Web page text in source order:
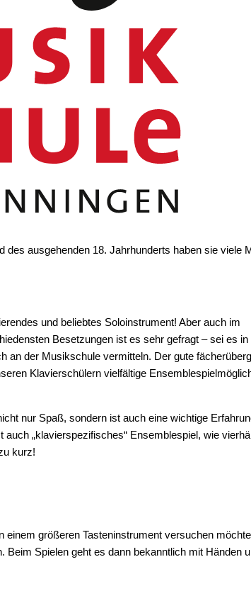
ausgehenden 18. Jahrhunderts haben sie viele
und beliebtes Soloinstrument! Aber auch im
Besetzungen ist es sehr gefragt – sei es
an der Musikschule vermitteln. Der gute
Klavierschülern vielfältige
nur Spaß, sondern ist auch eine wichtige
„klavierspezifisches“ Ensemblespiel, wie
kurz!
größeren Tasteninstrument versuchen
Beim Spielen geht es dann bekanntlich mit Händen